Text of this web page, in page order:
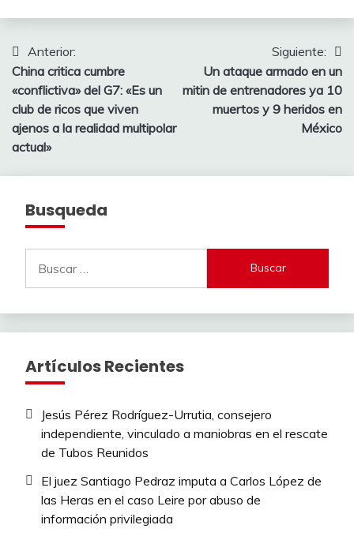
Navegación
de
entradas
Anterior:
China critica cumbre
«conflictiva» del G7: «Es un
club de ricos que viven
ajenos a la realidad multipolar
actual»
Siguiente:
Un ataque armado en un
mitin de entrenadores ya 10
muertos y 9 heridos en
México
Busqueda
Artículos Recientes
Jesús Pérez Rodríguez-Urrutia, consejero
independiente, vinculado a maniobras en el rescate
de Tubos Reunidos
El juez Santiago Pedraz imputa a Carlos López de
las Heras en el caso Leire por abuso de
información privilegiada